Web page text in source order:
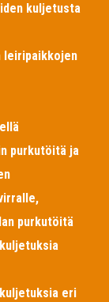
kuljetusta
leiripaikkojen
purkutöitä ja
purkutöitä
eri